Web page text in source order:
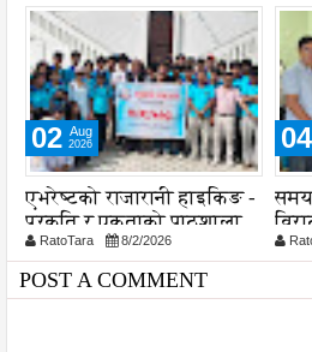
02 Aug
2026
एभरेष्टको राजारानी हाइकिङ -
प्रकृति र एकताको पाठशाला
RatoTara 8/2/2026
04
POST A COMMENT